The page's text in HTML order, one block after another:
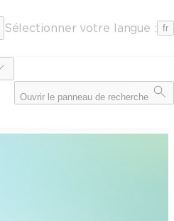
Sélectionner votre langue : fr
Ouvrir le panneau de recherche